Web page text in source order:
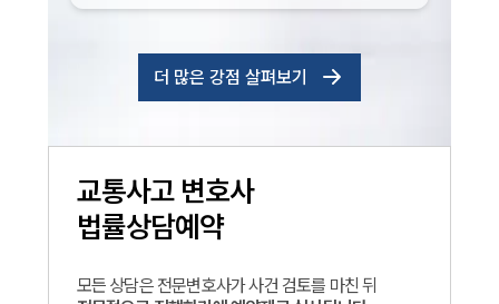
더 많은 강점 살펴보기
교통사고변호사
법률상담예약
모든 상담은 전문변호사가 사건 검토를 마친 뒤